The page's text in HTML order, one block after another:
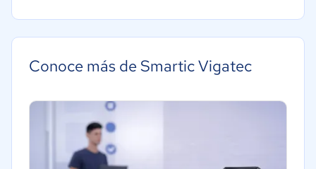
Seguros
Farmacéutica
Telecomunicaciones
Conoce más de Smartic Vigatec